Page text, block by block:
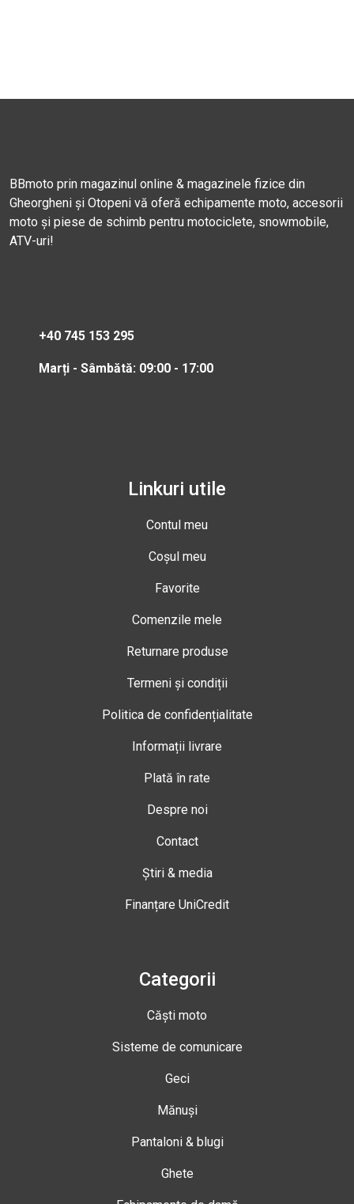
BBmoto prin magazinul online & magazinele fizice din
Gheorgheni și Otopeni vă oferă echipamente moto, accesorii
moto și piese de schimb pentru motociclete, snowmobile,
ATV-uri!
+40 745 153 295
Marți - Sâmbătă: 09:00 - 17:00
Linkuri utile
Contul meu
Coșul meu
Favorite
Comenzile mele
Returnare produse
Termeni și condiții
Politica de confidențialitate
Informații livrare
Plată în rate
Despre noi
Contact
Știri & media
Finanțare UniCredit
Categorii
Căști moto
Sisteme de comunicare
Geci
Mănuși
Pantaloni & blugi
Ghete